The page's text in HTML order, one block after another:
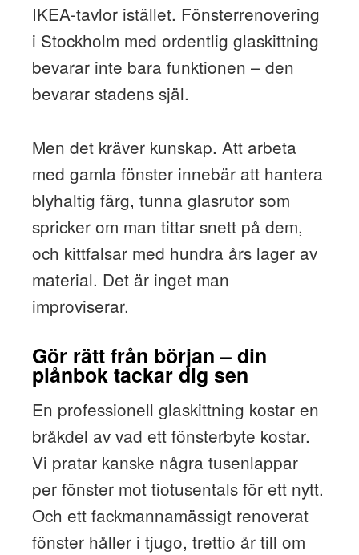
IKEA-tavlor istället. Fönsterrenovering
i Stockholm med ordentlig glaskittning
bevarar inte bara funktionen – den
bevarar stadens själ.
Men det kräver kunskap. Att arbeta
med gamla fönster innebär att hantera
blyhaltig färg, tunna glasrutor som
spricker om man tittar snett på dem,
och kittfalsar med hundra års lager av
material. Det är inget man
improviserar.
Gör rätt från början – din
plånbok tackar dig sen
En professionell glaskittning kostar en
bråkdel av vad ett fönsterbyte kostar.
Vi pratar kanske några tusenlappar
per fönster mot tiotusentals för ett nytt.
Och ett fackmannamässigt renoverat
fönster håller i tjugo, trettio år till om